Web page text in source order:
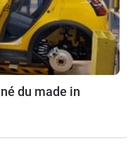
du made in